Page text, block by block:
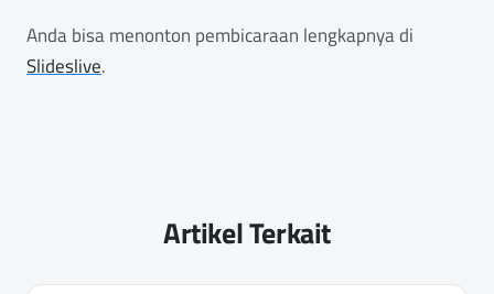
Anda bisa menonton pembicaraan lengkapnya di
Slideslive.
Artikel Terkait